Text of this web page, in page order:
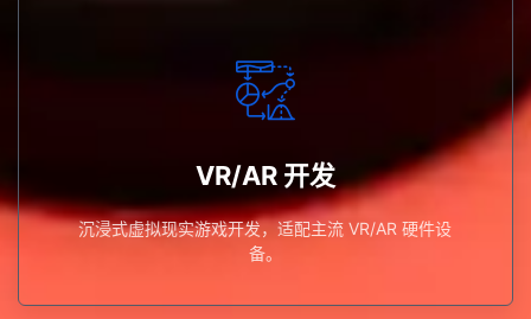
VR/AR 开发
沉浸式虚拟现实游戏开发，适配主流 VR/AR 硬件设
备。
VR/AR 开发
沉浸式虚拟现实游戏开发，适配主流 VR/AR 硬件设备。